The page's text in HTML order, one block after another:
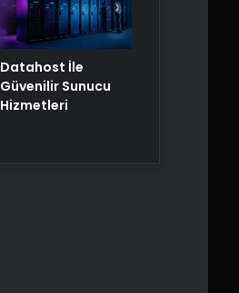
Datahost İle
Güvenilir Sunucu
Hizmetleri